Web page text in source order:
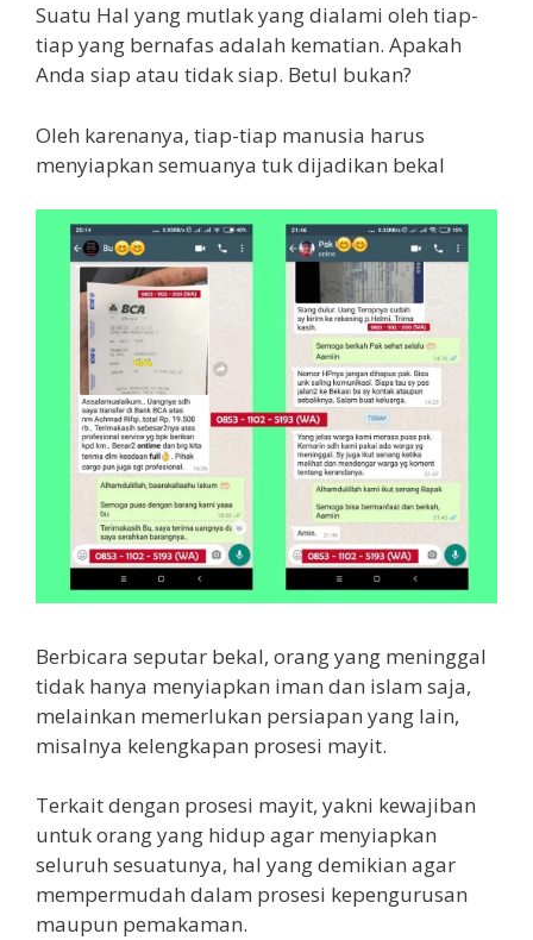
Suatu Hal yang mutlak yang dialami oleh tiap-
tiap yang bernafas adalah kematian. Apakah
Anda siap atau tidak siap. Betul bukan?
Oleh karenanya, tiap-tiap manusia harus
menyiapkan semuanya tuk dijadikan bekal
Berbicara seputar bekal, orang yang meninggal
tidak hanya menyiapkan iman dan islam saja,
melainkan memerlukan persiapan yang lain,
misalnya kelengkapan prosesi mayit.
Terkait dengan prosesi mayit, yakni kewajiban
untuk orang yang hidup agar menyiapkan
seluruh sesuatunya, hal yang demikian agar
mempermudah dalam prosesi kepengurusan
maupun pemakaman.